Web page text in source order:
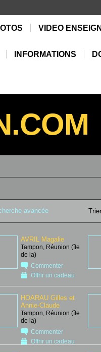
VIDEO
INFORMATIONS
avancée
AVRIL Magalie
Tampon, Réunion (île
de la)
Commenter
Offrir un cadeau
HOARAU Gilles et
Annie-Claude
Tampon, Réunion (île
de la)
Commenter
Offrir un cadeau